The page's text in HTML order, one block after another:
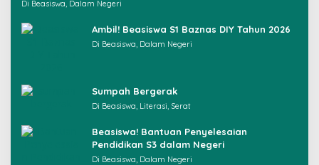
Di Beasiswa, Dalam Negeri
Ambil! Beasiswa S1 Baznas DIY Tahun 2026
Di Beasiswa, Dalam Negeri
Sumpah Bergerak
Di Beasiswa, Literasi, Serat
Beasiswa! Bantuan Penyelesaian
Pendidikan S3 dalam Negeri
Di Beasiswa, Dalam Negeri